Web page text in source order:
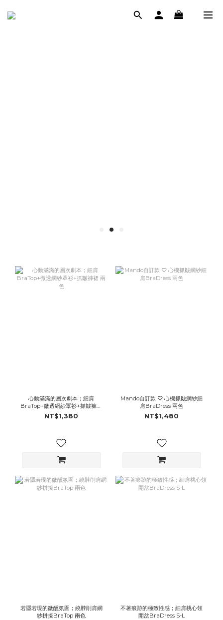
心動滿滿的層次劇本；細肩
BraTop+微透網紗罩衫+抓皺褲裙
兩色
NT$1,380
Mando自訂款 ♡ 心機抓皺網紗細
肩BraDress 兩色
NT$1,480
若隱若現的微醺氛圍；繞脖削肩網
紗拼接BraTop 兩色
不著痕跡的極致性感；細肩桃心領
開岔BraDress S-L